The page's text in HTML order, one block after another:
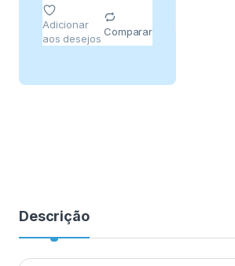
Adicionar
aos desejos
Comparar
Descrição